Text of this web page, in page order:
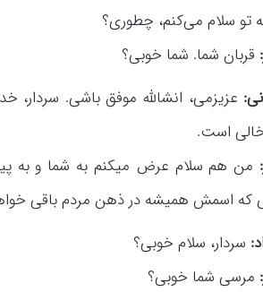
تو سلام می‌کنم، چطوری؟
قربان شما. شما خوبی؟
عزیزمی، انشالله موفق باشی.
است.
من هم سلام عرض میکنم به شما و به
که اسمش همیشه در ذهن مردم باقی
سردار، سلام خوبی؟
مرسی شما خوبی؟